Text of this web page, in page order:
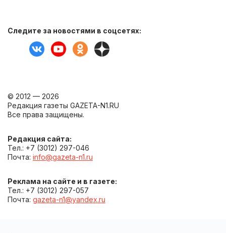
Следите за новостями в соцсетях:
© 2012 — 2026
Редакция газеты GAZETA-N1.RU
Все права защищены.
Редакция сайта:
Тел.: +7 (3012) 297-046
Почта: info@gazeta-n1.ru
Реклама на сайте и в газете:
Тел.: +7 (3012) 297-057
Почта: gazeta-n1@yandex.ru